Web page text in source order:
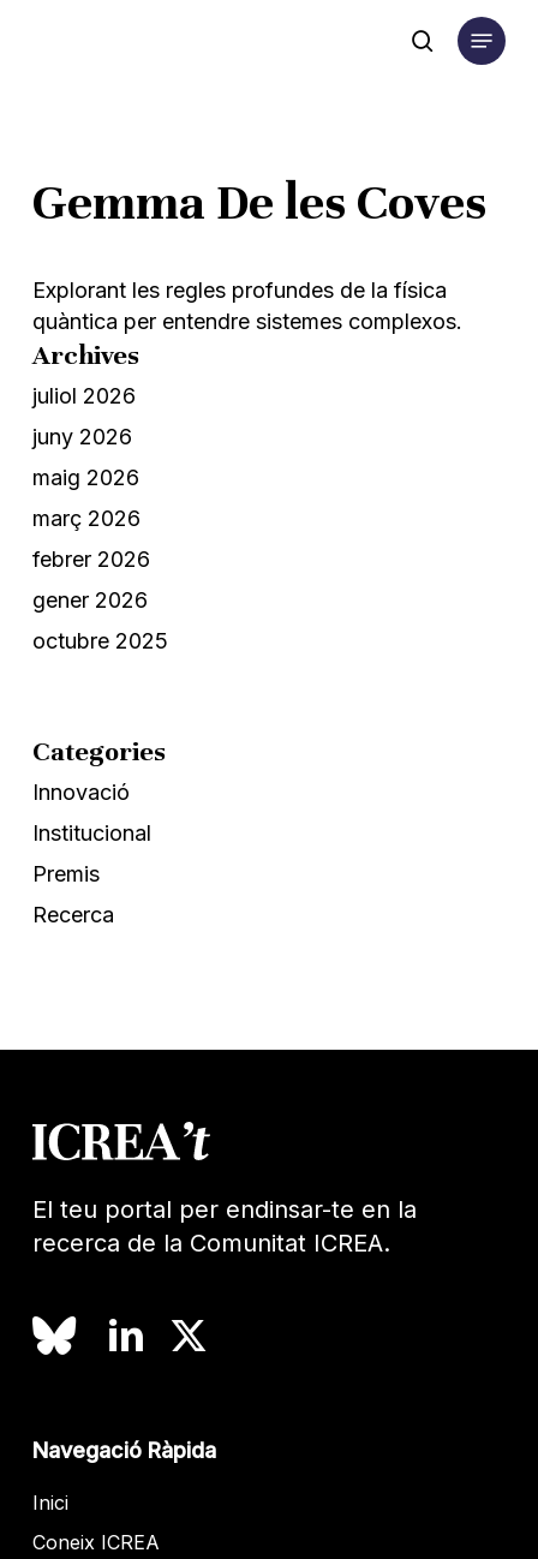
search
Menu
Gemma De les Coves
Explorant les regles profundes de la física
quàntica per entendre sistemes complexos.
Archives
juliol 2026
juny 2026
maig 2026
març 2026
febrer 2026
gener 2026
octubre 2025
Categories
Innovació
Institucional
Premis
Recerca
El teu portal per endinsar-te en la
recerca de la Comunitat ICREA.
Navegació Ràpida
Inici
Coneix ICREA